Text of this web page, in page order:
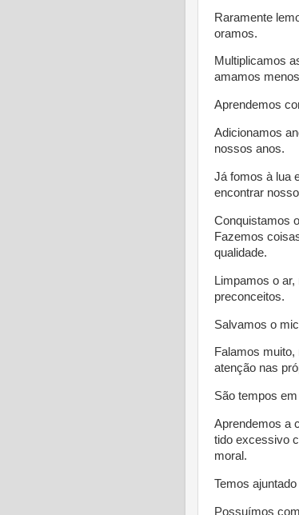
Raramente
oramos.
Multiplicamos
amamos
Aprendemos
Adicionamos
nossos anos.
Já fomos à lua
encontrar
Conquistamos
Fazemos
qualidade.
Limpamos o
preconceitos.
Salvamos o
Falamos
atenção nas
São tempos
Aprendemos a
tido excessivo
moral.
Temos
Possuímos